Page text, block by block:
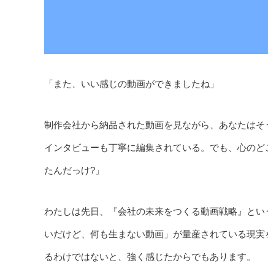
「また、いい感じの動画ができましたね」
制作会社から納品された動画を見ながら、あなたは
インタビューも丁寧に編集されている。でも、心の
たんだっけ?」
わたしは先日、『会社の未来をつくる動画戦略』と
いだけど、何も生まない動画」が量産されている現
るわけではないと、強く感じたからでもあります。